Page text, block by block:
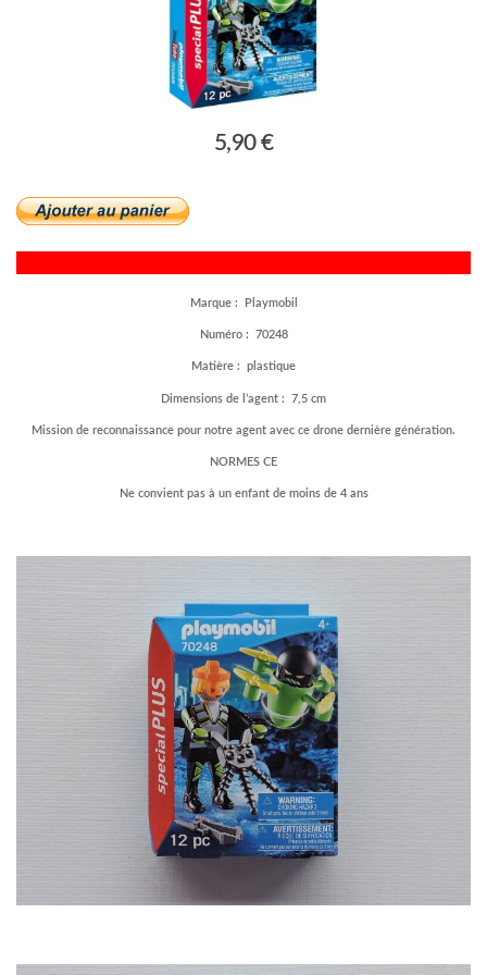
5,90 €
Marque : Playmobil
Numéro : 70248
Matière : plastique
Dimensions de l’agent : 7,5 cm
Mission de reconnaissance pour notre agent avec ce drone dernière génération.
NORMES CE
Ne convient pas à un enfant de moins de 4 ans